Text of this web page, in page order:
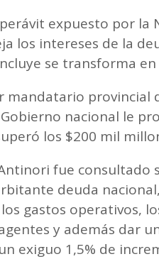
expuesto por
los intereses de la
se transforma en
mandatario provincial
nacional le
los $200 mil
fue consultado
deuda
gastos operativos,
y además dar
exiguo 1,5% de